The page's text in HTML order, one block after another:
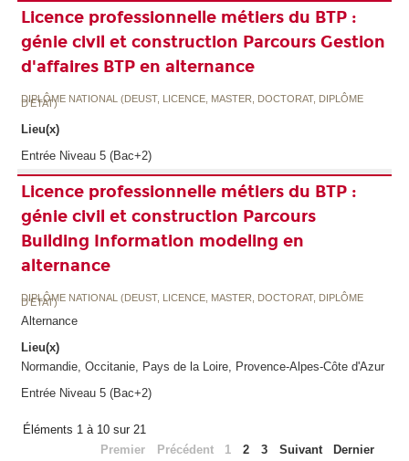
Licence professionnelle métiers du BTP :
génie civil et construction Parcours Gestion
d'affaires BTP en alternance
DIPLÔME NATIONAL (DEUST, LICENCE, MASTER, DOCTORAT, DIPLÔME
D'ETAT)
Lieu(x)
Entrée Niveau 5 (Bac+2)
Licence professionnelle métiers du BTP :
génie civil et construction Parcours
Building Information modeling en
alternance
DIPLÔME NATIONAL (DEUST, LICENCE, MASTER, DOCTORAT, DIPLÔME
D'ETAT)
Alternance
Lieu(x)
Normandie, Occitanie, Pays de la Loire, Provence-Alpes-Côte d'Azur
Entrée Niveau 5 (Bac+2)
Éléments 1 à 10 sur 21
Premier
Précédent 1 2 3 Suivant Dernier